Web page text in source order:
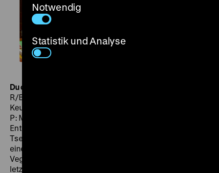
Du cheng feng yun
R/B: Wong Jing, Ko-Regie: Billy Chung, K: Cho Man
Keung, Man-Ching Ng, Li Chung Chi, S: Azrael Chung,
P: Megavision Project, Bona Film Group, Sun
Entertainment Culture, TVB, D: Chow Yun-Fat, Nicholas
Tse, Jian Ting, 94' ·
einem mangelt es schon mal nicht in Wong Jings From
Vegas to Macau: an Farbe. Von der ersten bis zur
letzten Einstellung ist alles grellbunt. Auch sonst ist
Notwendig
Statistik und Analyse